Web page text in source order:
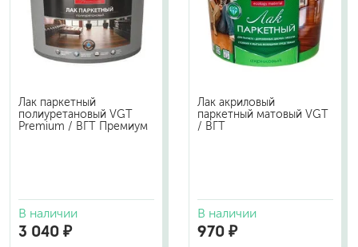
Лак паркетный
полиуретановый VGT
Premium / ВГТ Премиум
В наличии
3 040 ₽
Лак акриловый
паркетный матовый VGT
/ ВГТ
В наличии
970 ₽